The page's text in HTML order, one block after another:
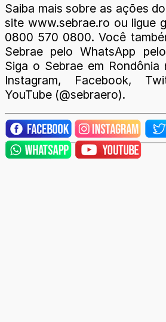
Saiba mais sobre as ações
site www.sebrae.ro ou ligue
0800 570 0800. Você
Sebrae pelo WhatsApp
Siga o Sebrae em Rondônia
Instagram, Facebook,
YouTube (@sebraero).